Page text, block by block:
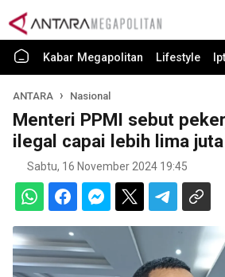
Kabar Megapolitan Lifestyle
ANTARA Nasional
Menteri PPMI sebut
ilegal capai lebih lima
Sabtu, 16 November 2024 19:45